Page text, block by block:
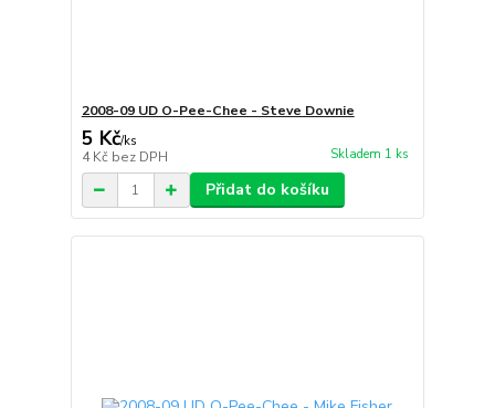
2008-09 UD O-Pee-Chee - Steve Downie
5 Kč/ks
4 Kč bez DPH Skladem 1 ks
Přidat do košíku